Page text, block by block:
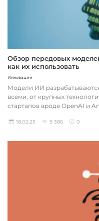
Обзор передовых
как их использовать
Инновации
Модели ИИ
всеми, от крупных
стартапов вроде OpenAI и
18.02.25 9 386 0